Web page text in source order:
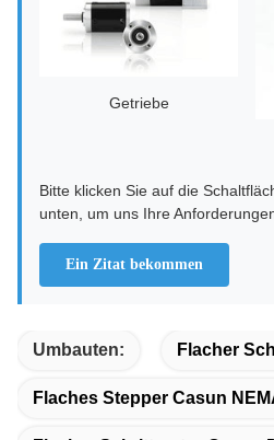
Getriebe
Bitte klicken Sie auf die
unten, um uns Ihre
Ein Zitat bekommen
Umbauten: Flacher
Flaches Stepper Casun